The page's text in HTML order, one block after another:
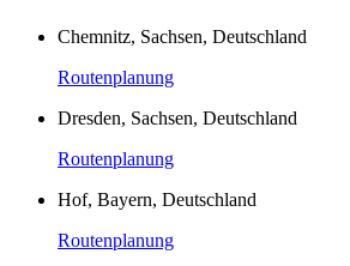
Chemnitz, Sachsen, Deutschland
Routenplanung
Dresden, Sachsen, Deutschland
Routenplanung
Hof, Bayern, Deutschland
Routenplanung